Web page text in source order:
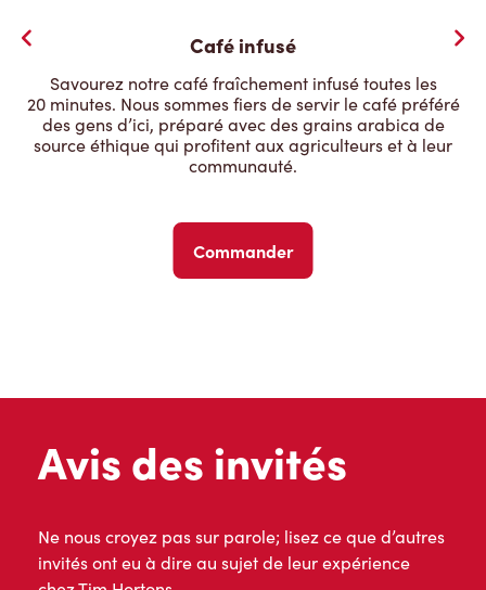
Café infusé
Savourez notre café fraîchement infusé toutes les
20 minutes. Nous sommes fiers de servir le café préféré
des gens d’ici, préparé avec des grains arabica de
source éthique qui profitent aux agriculteurs et à leur
communauté.
Commander
Avis des invités
Ne nous croyez pas sur parole; lisez ce que d’autres
invités ont eu à dire au sujet de leur expérience